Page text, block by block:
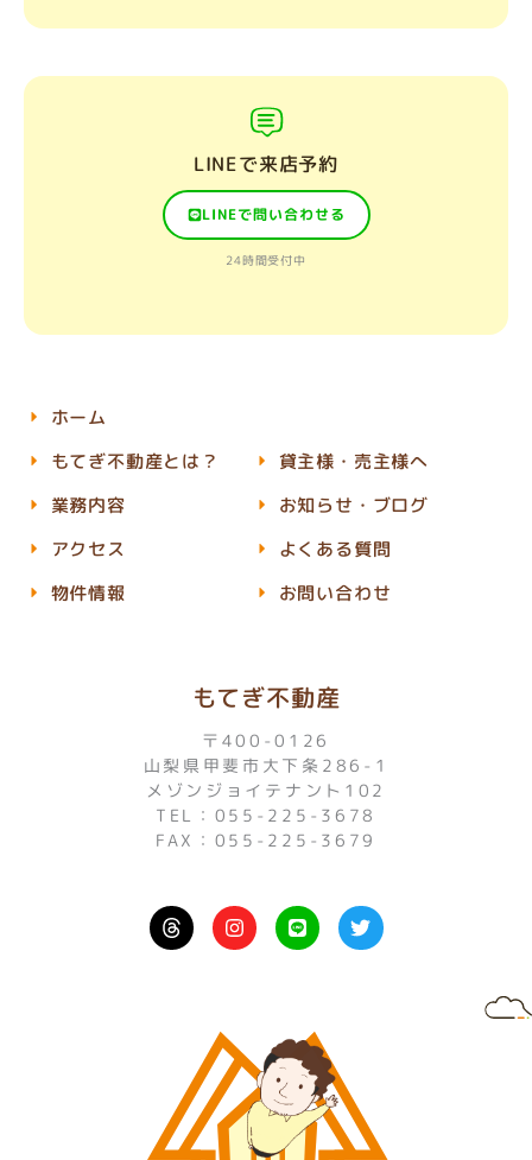
LINEで来店予約
LINEで問い合わせる
24時間受付中
もてぎ不動産
〒400-0126
山梨県甲斐市大下条286-1
メゾンジョイテナント102
TEL：055-225-3678
FAX：055-225-3679
I
n
s
r
a
m
L
i
n
T
w
i
ホーム
もてぎ不動産とは？
業務内容
アクセス
物件情報
貸主様・売主様へ
お知らせ・ブログ
よくある質問
お問い合わせ